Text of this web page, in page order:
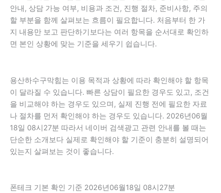
안내, 상담 가능 여부, 비용과 조건, 진행 절차, 준비사항, 주의
할 부분을 함께 살펴보는 흐름이 필요합니다. 처음부터 한 가
지 내용만 보고 판단하기보다는 여러 항목을 순서대로 확인하
면 본인 상황에 맞는 기준을 세우기 쉽습니다.
용산하수구막힘는 이용 목적과 상황에 따라 확인해야 할 항목
이 달라질 수 있습니다. 빠른 상담이 필요한 경우도 있고, 조건
을 비교해야 하는 경우도 있으며, 실제 진행 전에 필요한 자료
나 절차를 먼저 확인해야 하는 경우도 있습니다. 2026년06월
18일 08시27분 따라서 네이버 검색광고 관련 안내를 볼 때는
단순한 소개보다 실제로 확인해야 할 기준이 충분히 설명되어
있는지 살펴보는 것이 좋습니다.
폰테크 기본 확인 기준 2026년06월18일 08시27분